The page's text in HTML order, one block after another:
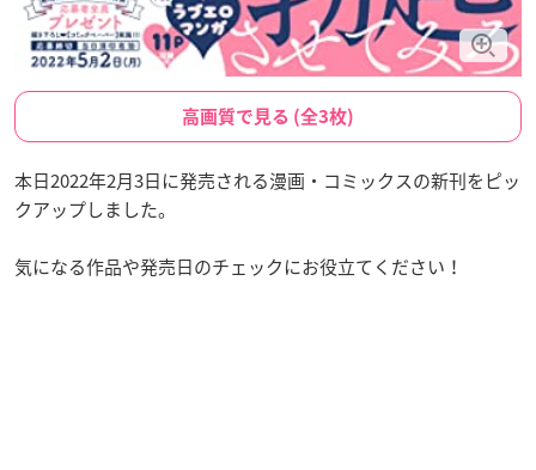
高画質で見る (全3枚)
本日2022年2月3日に発売される漫画・コミックスの新刊をピッ
クアップしました。
気になる作品や発売日のチェックにお役立てください！